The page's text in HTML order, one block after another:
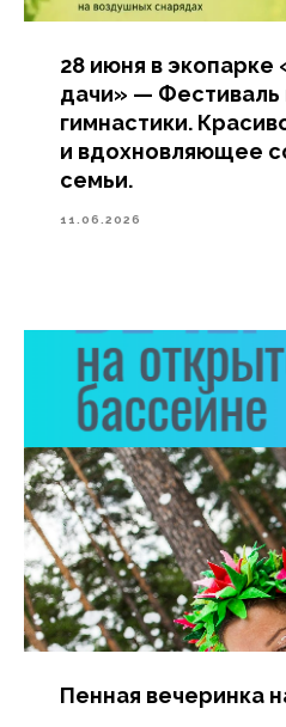
28 июня в экопарке
дачи» —
гимнастики.
и вдохновляющее
семьи.
11.06.2026
Пенная вечеринка